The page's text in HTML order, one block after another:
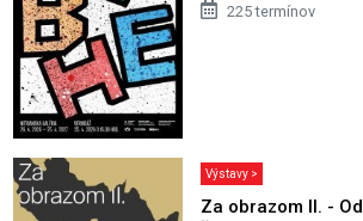
225 termínov
Výstavy >
Za obrazom II. - Od